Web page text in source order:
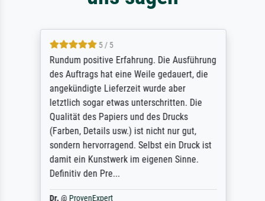
5 / 5
Rundum positive Erfahrung. Die Ausführung
des Auftrags hat eine Weile gedauert, die
angekündigte Lieferzeit wurde aber
letztlich sogar etwas unterschritten. Die
Qualität des Papiers und des Drucks
(Farben, Details usw.) ist nicht nur gut,
sondern hervorragend. Selbst ein Druck ist
damit ein Kunstwerk im eigenen Sinne.
Definitiv den Pre...
Dr.@ ProvenExpert